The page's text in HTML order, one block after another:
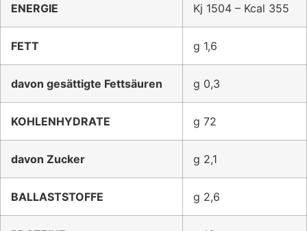
ENERGIE
Kj 1504 – Kcal 355
FETT g 1,6
davon gesättigte Fettsäuren g 0,3
KOHLENHYDRATE g 72
davon Zucker g 2,1
BALLASTSTOFFE g 2,6